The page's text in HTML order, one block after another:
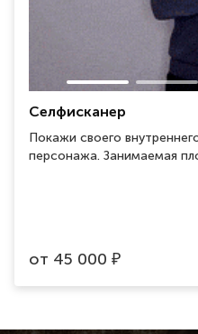
Селфисканер
Покажи своего
персонажа. Занимаемая
от 45 000 ₽